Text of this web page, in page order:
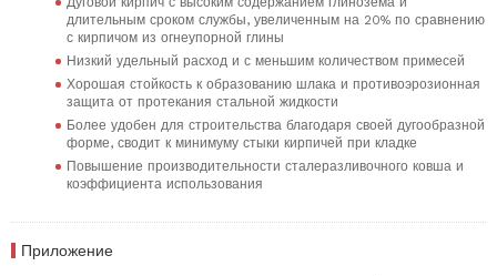
длительным сроком службы, увеличенным на 20% по сравнению
с кирпичом из огнеупорной глины
Низкий удельный расход и с меньшим количеством примесей
Хорошая стойкость к образованию шлака и противоэрозионная
защита от протекания стальной жидкости
Более удобен для строительства благодаря своей дугообразной
форме, сводит к минимуму стыки кирпичей при кладке
Повышение производительности сталеразливочного ковша и
коэффициента использования
Приложение